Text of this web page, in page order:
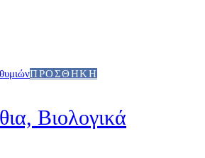
ΠΡΟΣΘΉΚΗ
Βιολογικά